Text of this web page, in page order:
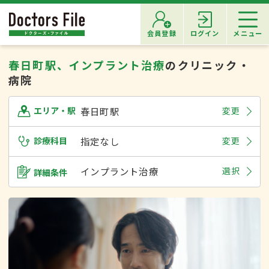
会員登録 ログイン メニュー
春日町駅、インプラント治療のクリニック・
病院
エリア・駅 春日町駅 変更
診療科目 指定なし 変更
詳細条件 インプラント治療 選択